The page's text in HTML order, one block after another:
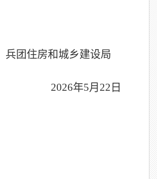
兵团住房和城乡建设局
年5月22日